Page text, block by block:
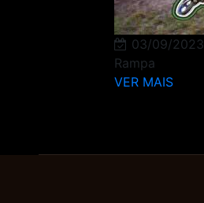
03/09/2023
Rampa
VER MAIS